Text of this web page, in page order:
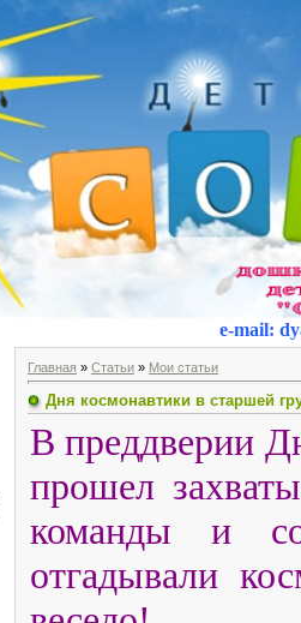
e-mail:
Главная » Статьи » Мои статьи
Дня космонавтики в старшей
В преддверии
прошел
команды и
отгадывали